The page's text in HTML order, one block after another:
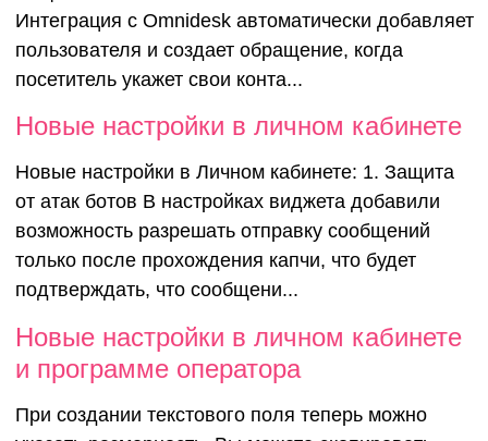
Интеграция c Omnidesk автоматически добавляет
пользователя и создает обращение, когда
посетитель укажет свои конта...
Новые настройки в личном кабинете
Новые настройки в Личном кабинете: 1. Защита
от атак ботов В настройках виджета добавили
возможность разрешать отправку сообщений
только после прохождения капчи, что будет
подтверждать, что сообщени...
Новые настройки в личном кабинете
и программе оператора
При создании текстового поля теперь можно